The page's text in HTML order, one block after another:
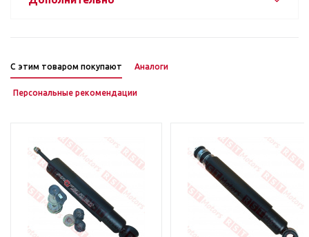
С этим товаром покупают Аналоги
Персональные рекомендации